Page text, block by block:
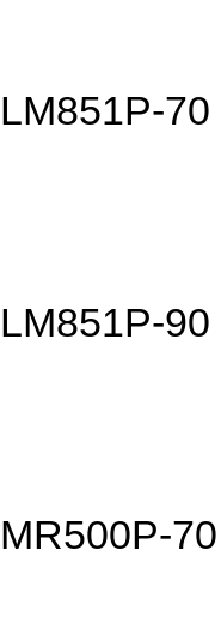
LM851P-70
LM851P-90
MR500P-70